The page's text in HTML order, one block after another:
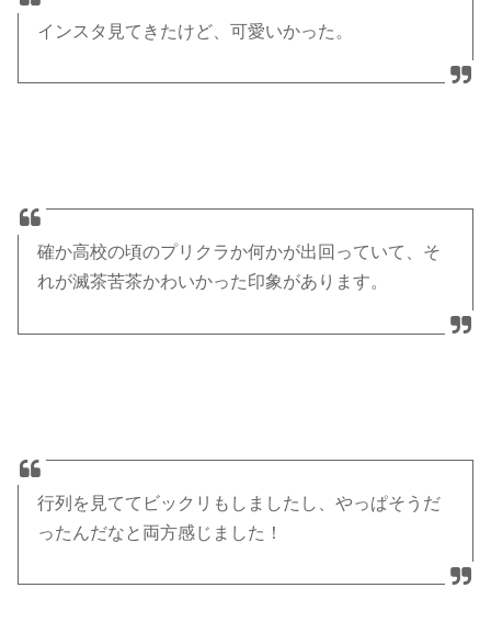
インスタ見てきたけど、可愛いかった。
確か高校の頃のプリクラか何かが出回っていて、そ
れが滅茶苦茶かわいかった印象があります。
行列を見ててビックリもしましたし、やっぱそうだ
ったんだなと両方感じました！